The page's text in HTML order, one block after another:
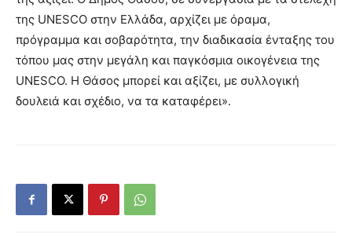
της UNESCO στην Ελλάδα, αρχίζει με όραμα,
πρόγραμμα και σοβαρότητα, την διαδικασία ένταξης του
τόπου μας στην μεγάλη και παγκόσμια οικογένεια της
UNESCO. Η Θάσος μπορεί και αξίζει, με συλλογική
δουλειά και σχέδιο, να τα καταφέρει».